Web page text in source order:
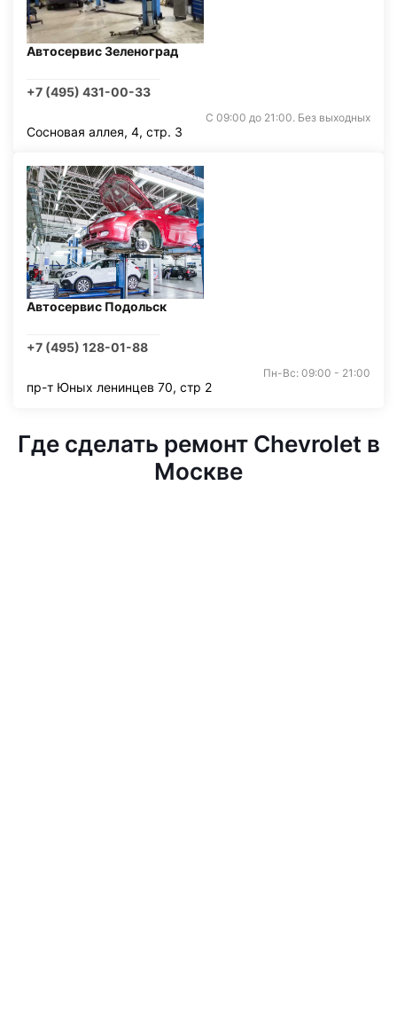
Автосервис Зеленоград
+7 (495) 431-00-33
С 09:00 до 21:00. Без выходных
Сосновая аллея, 4, стр. 3
Автосервис Подольск
+7 (495) 128-01-88
Пн-Вс: 09:00 - 21:00
пр-т Юных ленинцев 70, стр 2
Где сделать ремонт Chevrolet в
Москве